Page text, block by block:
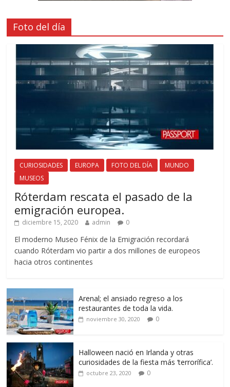
Foto del día
CURIOSIDADES EUROPA FOTO DEL DÍA
MUNDO
MUSEOS
Róterdam rescata el pasado de la
emigración europea.
diciembre 15, 2020 admin 0
El moderno Museo Fénix de la Emigración recordará
cuando Róterdam vio partir a dos millones de europeos
hacia otros continentes
Arenal; el ansiado regreso a los
restaurantes de toda la vida.
noviembre 30, 2020 0
Halloween nació en Irlanda y otras
curiosidades de la fiesta más ‘terrorífica’.
octubre 23, 2020 0